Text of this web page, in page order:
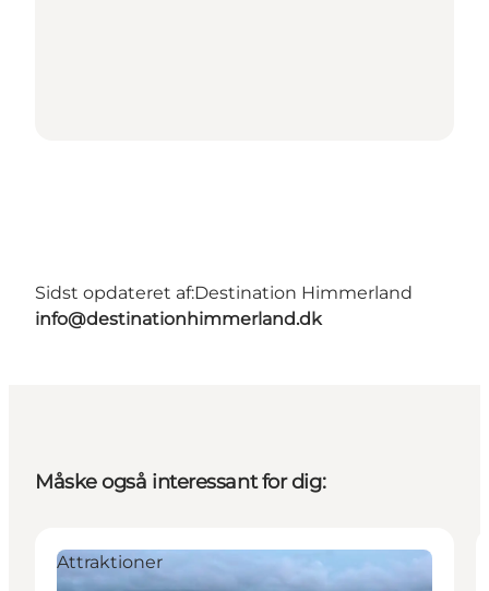
Sidst opdateret af:Destination Himmerland
info@destinationhimmerland.dk
Måske også interessant for dig:
Attraktioner